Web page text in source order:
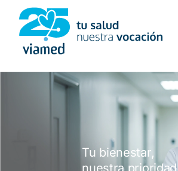
Saltar
contenido
Tu bienestar,
nuestra prioridad